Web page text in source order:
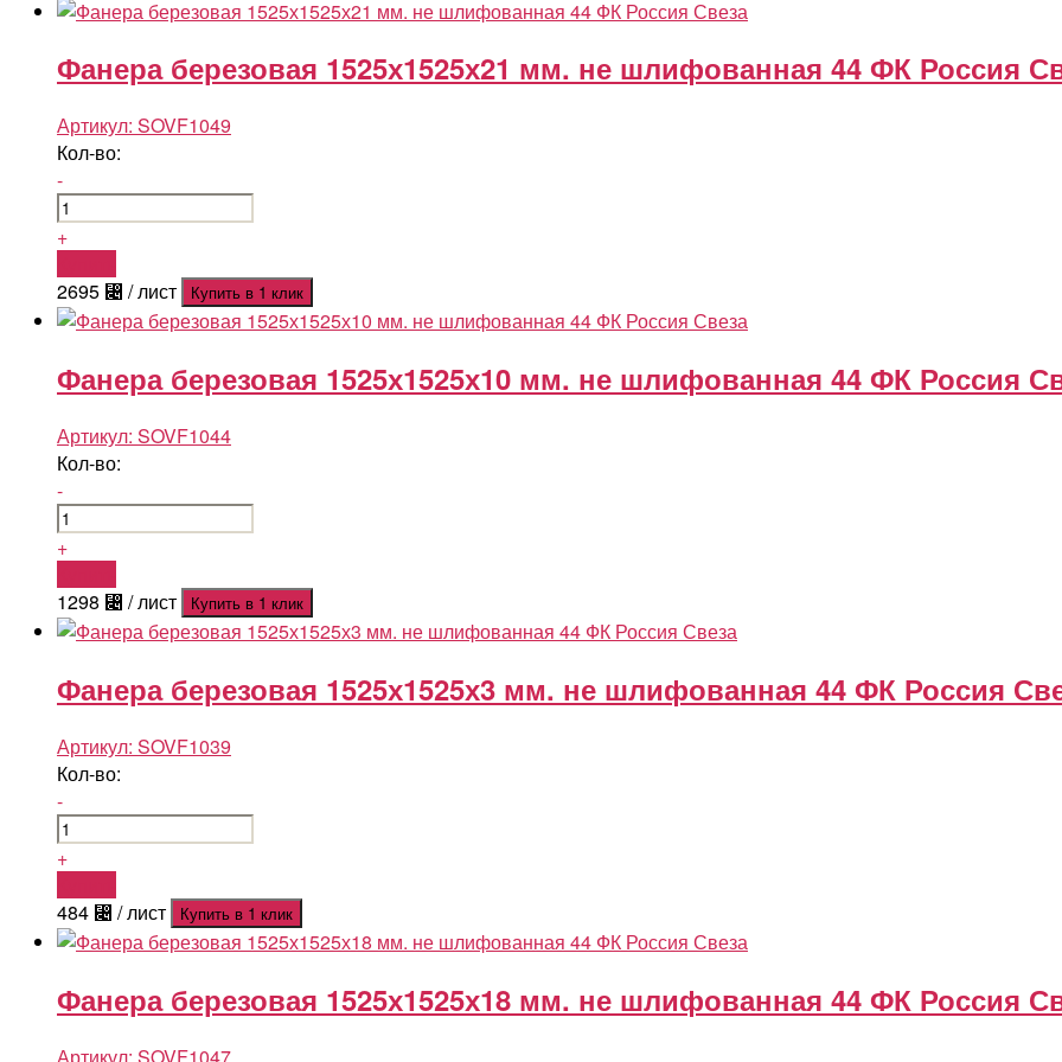
Фанера березовая 1525х1525х21 мм. не шлифованная 44 ФК Россия
Артикул: SOVF1049
Кол-во:
-
+
2695 ⃄ / лист Купить в 1 клик
Фанера березовая 1525х1525х10 мм. не шлифованная 44 ФК Россия
Артикул: SOVF1044
Кол-во:
-
+
1298 ⃄ / лист Купить в 1 клик
Фанера березовая 1525х1525х3 мм. не шлифованная 44 ФК Россия
Артикул: SOVF1039
Кол-во:
-
+
484 ⃄ / лист Купить в 1 клик
Фанера березовая 1525х1525х18 мм. не шлифованная 44 ФК Россия
Артикул: SOVF1047